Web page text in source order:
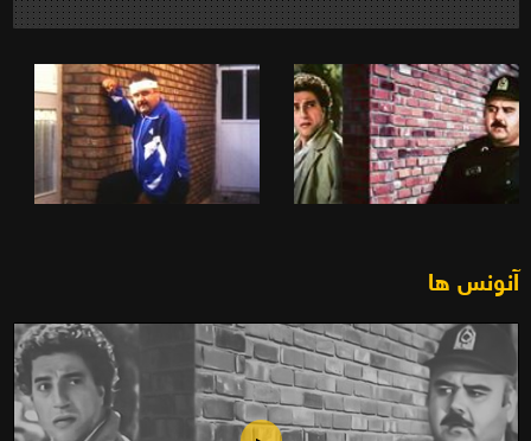
آنونس ها